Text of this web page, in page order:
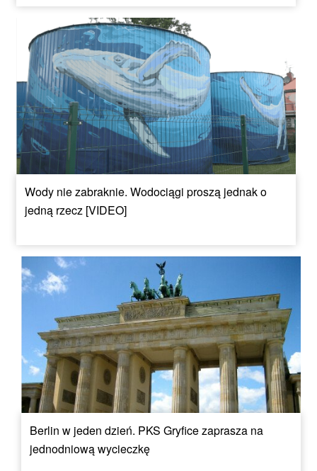
Wody nie zabraknie. Wodociągi proszą jednak o
jedną rzecz [VIDEO]
Berlin w jeden dzień. PKS Gryfice zaprasza na
jednodniową wycieczkę